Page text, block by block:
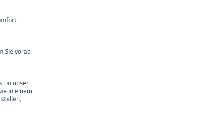
Sie vorab
in unser
in einem